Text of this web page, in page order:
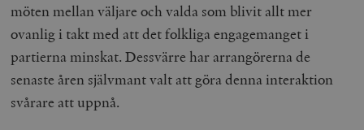
möten mellan väljare och valda som blivit allt mer
ovanlig i takt med att det folkliga engagemanget i
partierna minskat. Dessvärre har arrangörerna de
senaste åren självmant valt att göra denna interaktion
svårare att uppnå.